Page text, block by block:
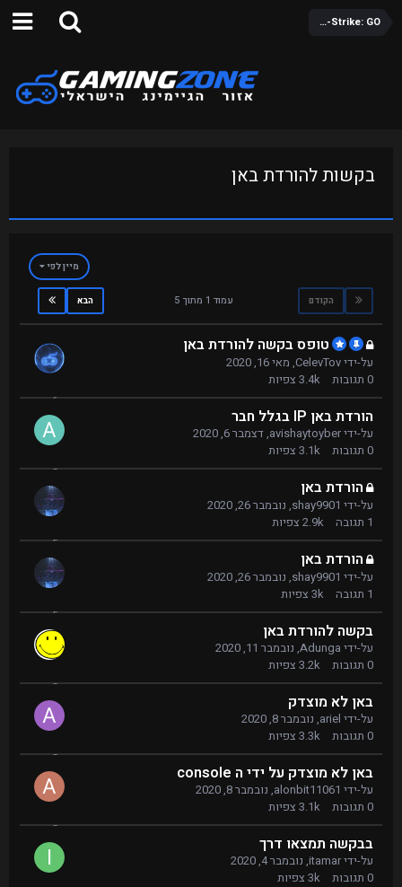
Counter-Strike: GO
בקשות להורדת באן
מיין לפי
הקודם הבא עמוד 1 מתוך 5
טופס בקשה להורדת באן
על-ידיCelevTov
, מאי 16, 2020
0 תגובות 3.4k צפיות
הורדת באן IP בגלל חבר
על-ידיavishaytoyber
,דצמבר 6, 2020
0 תגובות 3.1k צפיות
הורדת באן
על-ידי shay9901
, נובמבר 26, 2020
1 תגובה 2.9k צפיות
הורדת באן
על-ידי shay9901
, נובמבר 26, 2020
1 תגובה 3k צפיות
בקשה להורדת באן
על-ידי Adunga
, נובמבר 11, 2020
0 תגובות 3.2k צפיות
באן לא מוצדק
על-ידי ariel
, נובמבר 8, 2020
0 תגובות 3.3k צפיות
באן לא מוצדק על ידי ה console
על-ידי alonbit11061
, נובמבר 8, 2020
0 תגובות 3.1k צפיות
בבקשה תמצאו דרך
על-ידיitamar
, נובמבר 4, 2020
0 תגובות 3k צפיות